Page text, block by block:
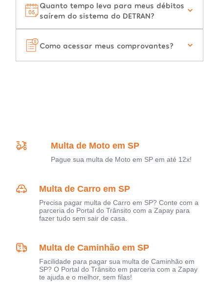
Quanto tempo leva para meus débitos
saírem do sistema do DETRAN?
Como acessar meus comprovantes?
Multa de Moto em SP
Pague sua multa de Moto em SP em até 12x!
Multa de Carro em SP
Precisa pagar multa de Carro em SP? Conte com a
parceria do Portal do Trânsito com a Zapay para
fazer tudo sem sair de casa.
Multa de Caminhão em SP
Facilidade para pagar sua multa de Caminhão em
SP? O Portal do Trânsito em parceria com a Zapay
te ajuda e o melhor, sem filas!